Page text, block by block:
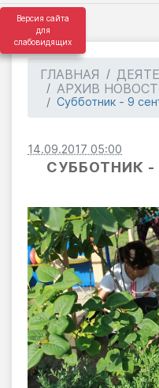
Версия сайта
для
слабовидящих
ГЛАВНАЯ
АРХИВ
Субботник - 9
14.09.2017 05:00
СУББОТНИК -